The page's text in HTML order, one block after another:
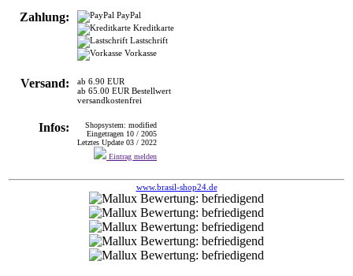
Zahlung:
PayPal
Kreditkarte
Lastschrift
Vorkasse
Versand:
ab 6.90 EUR
ab 65.00 EUR Bestellwert
versandkostenfrei
Infos:
Shopsystem: modified
Eingetragen 10 / 2005
Letztes Update 03 / 2022
Eintrag melden
www.brasil-shop24.de